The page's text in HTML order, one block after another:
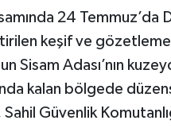
24 Temmuz’da
keşif ve
Sisam Adası’nın
kalan bölgede
Güvenlik